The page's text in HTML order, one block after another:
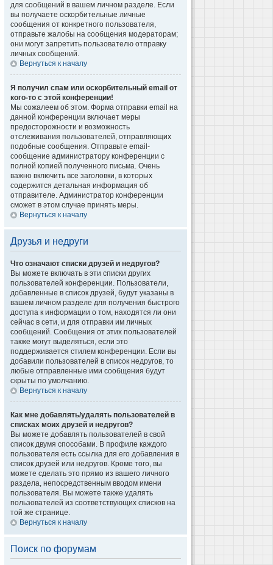
для сообщений в вашем личном разделе. Если
вы получаете оскорбительные личные
сообщения от конкретного пользователя,
отправьте жалобы на сообщения модераторам;
они могут запретить пользователю отправку
личных сообщений.
Вернуться к началу
Я получил спам или оскорбительный email от
кого-то с этой конференции!
Мы сожалеем об этом. Форма отправки email на
данной конференции включает меры
предосторожности и возможность
отслеживания пользователей, отправляющих
подобные сообщения. Отправьте email-
сообщение администратору конференции с
полной копией полученного письма. Очень
важно включить все заголовки, в которых
содержится детальная информация об
отправителе. Администратор конференции
сможет в этом случае принять меры.
Вернуться к началу
Друзья и недруги
Что означают списки друзей и недругов?
Вы можете включать в эти списки других
пользователей конференции. Пользователи,
добавленные в список друзей, будут указаны в
вашем личном разделе для получения быстрого
доступа к информации о том, находятся ли они
сейчас в сети, и для отправки им личных
сообщений. Сообщения от этих пользователей
также могут выделяться, если это
поддерживается стилем конференции. Если вы
добавили пользователей в список недругов, то
любые отправленные ими сообщения будут
скрыты по умолчанию.
Вернуться к началу
Как мне добавлять/удалять пользователей в
списках моих друзей и недругов?
Вы можете добавлять пользователей в свой
список двумя способами. В профиле каждого
пользователя есть ссылка для его добавления в
список друзей или недругов. Кроме того, вы
можете сделать это прямо из вашего личного
раздела, непосредственным вводом имени
пользователя. Вы можете также удалять
пользователей из соответствующих списков на
той же странице.
Вернуться к началу
Поиск по форумам